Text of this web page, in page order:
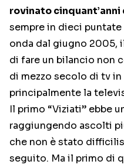
rovinato cinquant’anni
sempre in dieci puntate
onda dal giugno 2005,
di fare un bilancio non
di mezzo secolo di tv in
principalmente la
Il primo “Viziati” ebbe
raggiungendo ascolti
che non è stato
seguito. Ma il primo di